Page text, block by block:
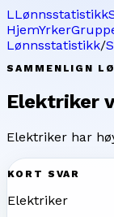
LLønnsstatistikk
HjemYrker
Lønnsstatistikk/
SAMMENLIGN
Elektriker
Elektriker har
KORT SVAR
Elektriker